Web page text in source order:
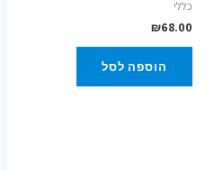
כללי
₪68.00
הוספה לסל